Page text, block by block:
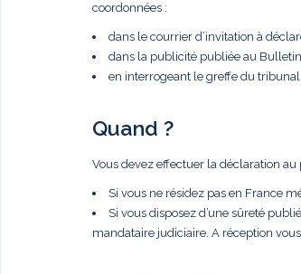
coordonnées :
dans le courrier d’invitation à
dans la publicité publiée au
en interrogeant le greffe du
Quand ?
Vous devez effectuer la déclaration au
Si vous ne résidez pas en France
Si vous disposez d’une sûreté
mandataire judiciaire. A réception